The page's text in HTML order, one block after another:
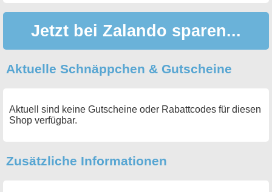
Jetzt bei Zalando sparen...
Aktuelle Schnäppchen & Gutscheine
Aktuell sind keine Gutscheine oder Rabattcodes für diesen
Shop verfügbar.
Zusätzliche Informationen